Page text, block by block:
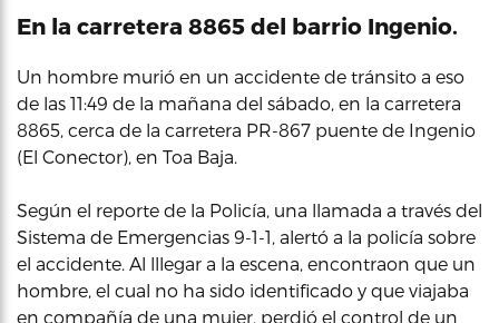
En la carretera 8865 del barrio Ingenio.
Un hombre murió en un accidente de tránsito a eso
de las 11:49 de la mañana del sábado, en la carretera
8865, cerca de la carretera PR-867 puente de Ingenio
(El Conector), en Toa Baja.
Según el reporte de la Policía, una llamada a través del
Sistema de Emergencias 9-1-1, alertó a la policía sobre
el accidente. Al lllegar a la escena, encontraon que un
hombre, el cual no ha sido identificado y que viajaba
en compañía de una mujer, perdió el control de un